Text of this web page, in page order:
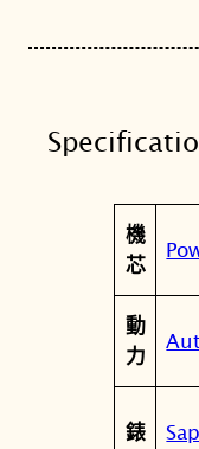
4
m
色
械
錶
1
3
屬
性
值
機
芯
動
力
錶